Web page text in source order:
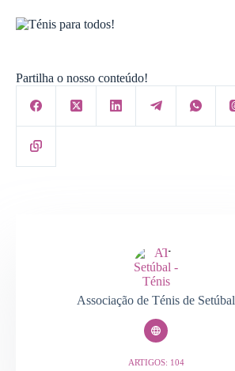
Partilha o nosso conteúdo!
Associação de Ténis de Setúbal
ARTIGOS: 104